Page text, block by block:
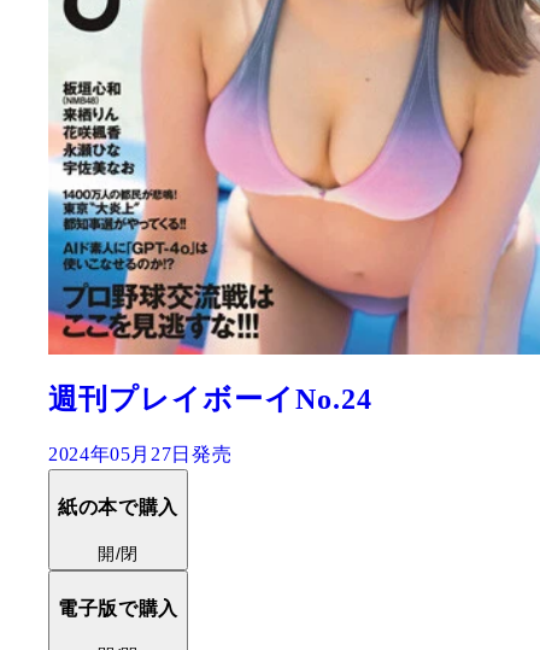
週刊プレイボーイNo.24
2024年05月27日発売
紙の本で購入
開/閉
電子版で購入